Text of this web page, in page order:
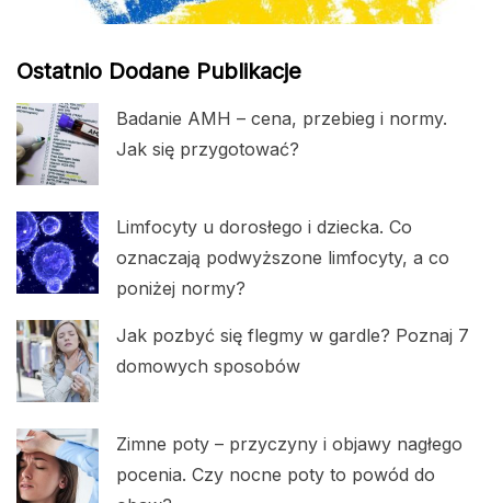
Ostatnio Dodane Publikacje
Badanie AMH – cena, przebieg i normy.
Jak się przygotować?
Limfocyty u dorosłego i dziecka. Co
oznaczają podwyższone limfocyty, a co
poniżej normy?
Jak pozbyć się flegmy w gardle? Poznaj 7
domowych sposobów
Zimne poty – przyczyny i objawy nagłego
pocenia. Czy nocne poty to powód do